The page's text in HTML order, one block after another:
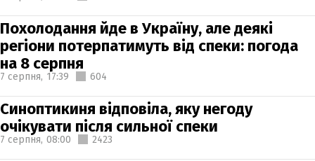
Похолодання йде в Україну, але деякі
регіони потерпатимуть від спеки: погода
на 8 серпня
7 серпня, 17:39 604
Синоптикиня відповіла, яку негоду
очікувати після сильної спеки
7 серпня, 08:00 2423